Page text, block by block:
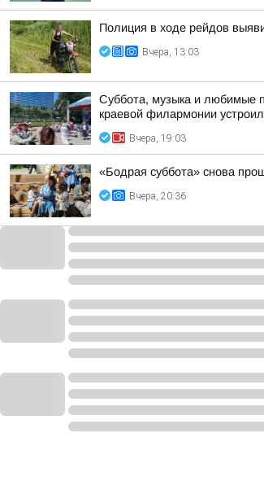
Полиция в ходе рейдов
Вчера, 13:03
Суббота, музыка и любимые
краевой филармонии
Вчера, 19:03
«Бодрая суббота» снова
Вчера, 20:36